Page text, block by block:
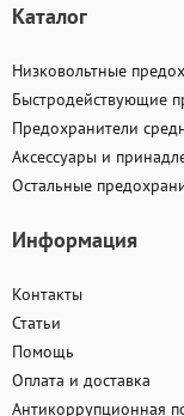
Каталог
Низковольтные
Быстродействующие
Предохранители
Аксессуары и
Остальные
Информация
Контакты
Статьи
Помощь
Оплата и доставка
Антикоррупционная